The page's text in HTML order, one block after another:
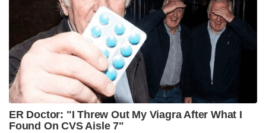
ER Doctor: "I Threw Out My Viagra After What I
Found On CVS Aisle 7"